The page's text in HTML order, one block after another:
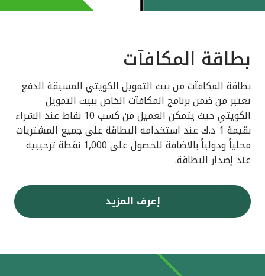
بطاقة المكافآت
بطاقة المكافآت من بيت التمويل الكويتي المسبقة الدفع
تعتبر من ضمن برنامج المكافآت الخاص ببيت التمويل
الكويتي حيث يتمكن العميل من كسب 10 نقاط عند الشراء
بقيمة 1 د.ك عند استخدامه البطاقة على جميع المشتريات
محلياً ودولياً بالاضافة للحصول على 1,000 نقطة ترحيبية
عند إصدار البطاقة.
إعرف المزيد